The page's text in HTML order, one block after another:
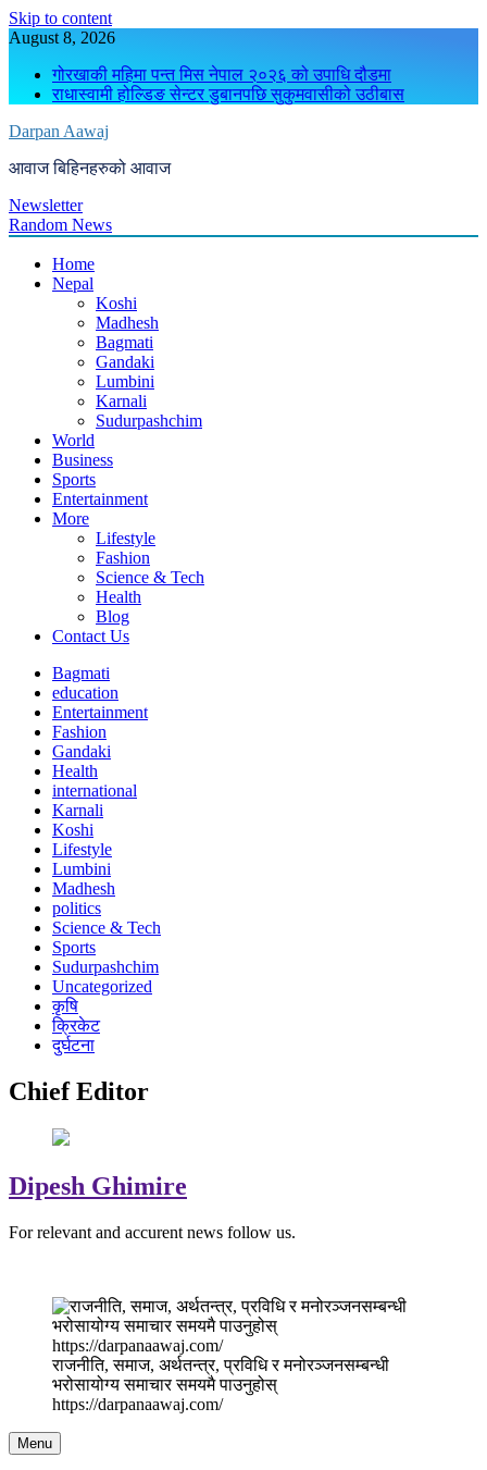
Skip to content
August 8, 2026
गोरखाकी महिमा पन्त मिस नेपाल २०२६ को उपाधि दौडमा
राधास्वामी होल्डिङ सेन्टर डुबानपछि सुकुमवासीको उठीबास
Darpan Aawaj
आवाज बिहिनहरुको आवाज
Newsletter
Random News
Home
Nepal
Koshi
Madhesh
Bagmati
Gandaki
Lumbini
Karnali
Sudurpashchim
World
Business
Sports
Entertainment
More
Lifestyle
Fashion
Science & Tech
Health
Blog
Contact Us
Bagmati
education
Entertainment
Fashion
Gandaki
Health
international
Karnali
Koshi
Lifestyle
Lumbini
Madhesh
politics
Science & Tech
Sports
Sudurpashchim
Uncategorized
कृषि
क्रिकेट
दुर्घटना
Chief Editor
Dipesh Ghimire
For relevant and accurent news follow us.
राजनीति, समाज, अर्थतन्त्र, प्रविधि र मनोरञ्जनसम्बन्धी
भरोसायोग्य समाचार समयमै पाउनुहोस्
https://darpanaawaj.com/
Menu